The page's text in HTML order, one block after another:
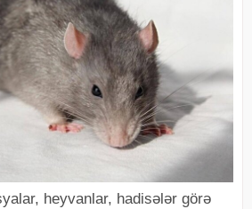
heyvanlar, hadisələr görə